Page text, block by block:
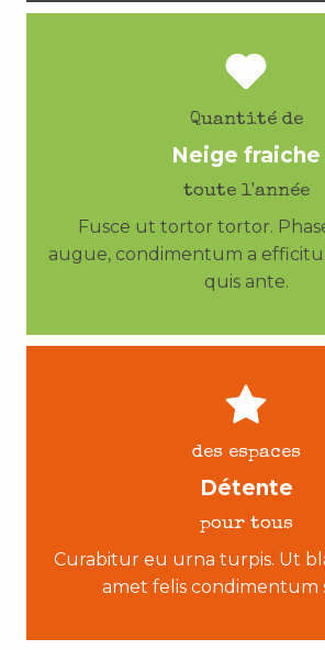
Quantité de
Neige fraiche
toute l'année
Fusce ut tortor tortor.
augue, condimentum a
quis ante.
des espaces
Détente
pour tous
Curabitur eu urna turpis. Ut
amet felis condimentum